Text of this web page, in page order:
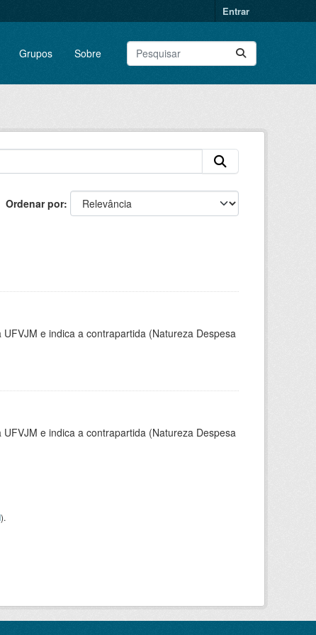
Entrar
Grupos Sobre
Ordenar por
e indica a contrapartida (Natureza Despesa
e indica a contrapartida (Natureza Despesa
).